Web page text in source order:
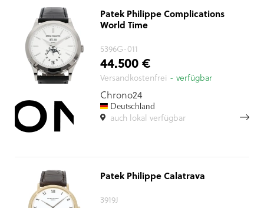
Patek Philippe Complications
World Time
5396G-011
44.500 €
Versandkostenfrei - verfügbar
Chrono24
Deutschland
auch lokal verfügbar
Patek Philippe Calatrava
3919J